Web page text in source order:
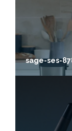
sage-ses-